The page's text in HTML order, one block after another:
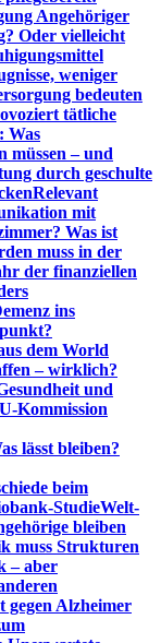
Angehöriger
Oder vielleicht
weniger
bedeuten
tätliche
Was
müssen – und
durch geschulte
Relevant
mit
Was ist
muss in der
der finanziellen
ins
dem World
– wirklich?
und
Kommission
lässt bleiben?
beim
StudieWelt-
bleiben
muss Strukturen
– aber
gegen Alzheimer